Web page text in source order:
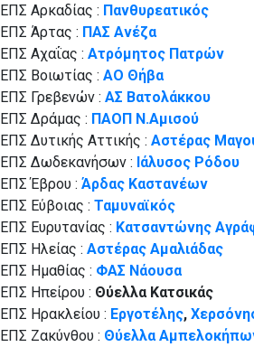
ΕΠΣ Αρκαδίας : Πανθυρεατικός
ΕΠΣ Άρτας : ΠΑΣ Ανέζα
ΕΠΣ Αχαΐας : Ατρόμητος Πατρών
ΕΠΣ Βοιωτίας : ΑΟ Θήβα
ΕΠΣ Γρεβενών : ΑΣ Βατολάκκου
ΕΠΣ Δράμας : ΠΑΟΠ Ν.Αμισού
ΕΠΣ Δυτικής Αττικής : Αστέρας
ΕΠΣ Δωδεκανήσων : Ιάλυσος Ρόδου
ΕΠΣ Έβρου : Άρδας Καστανέων
ΕΠΣ Εύβοιας : Ταμυναϊκός
ΕΠΣ Ευρυτανίας : Κατσαντώνης
ΕΠΣ Ηλείας : Αστέρας Αμαλιάδας
ΕΠΣ Ημαθίας : ΦΑΣ Νάουσα
ΕΠΣ Ηπείρου : Θύελλα Κατσικάς
ΕΠΣ Ηρακλείου : Εργοτέλης,
ΕΠΣ Ζακύνθου : Θύελλα